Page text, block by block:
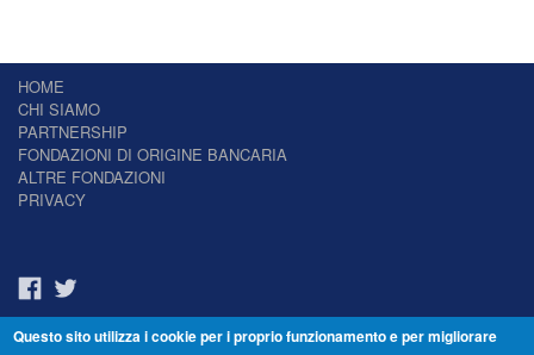
HOME
CHI SIAMO
PARTNERSHIP
FONDAZIONI DI ORIGINE BANCARIA
ALTRE FONDAZIONI
PRIVACY
Il Giornale delle Fondazioni - Periodico telematico
Questo sito utilizza i cookie per i proprio funzionamento e per migliorare